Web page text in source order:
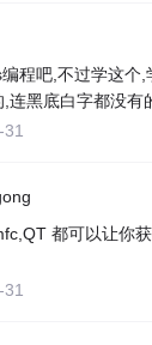
程吧,不过学这个,
连黑底白字都没有
31
都可以让你
31